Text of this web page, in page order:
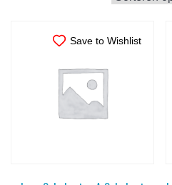
nieuwste
Save to Wishlist